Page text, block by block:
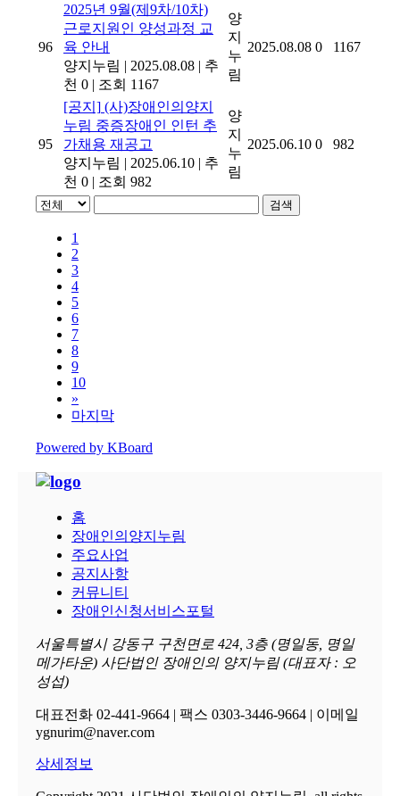
96
2025년 9월(제9차/10차)
근로지원인 양성과정 교
육 안내
양지누림 | 2025.08.08 | 추
천 0 | 조회 1167
양
지
누
림
2025.08.08 0 1167
95
[공지] (사)장애인의양지
누림 중증장애인 인턴 추
가채용 재공고
양지누림 | 2025.06.10 | 추
천 0 | 조회 982
양
지
누
림
2025.06.10 0 982
검색
1
2
3
4
5
6
7
8
9
10
»
마지막
Powered by KBoard
홈
장애인의양지누림
주요사업
공지사항
커뮤니티
장애인신청서비스포털
서울특별시 강동구 구천면로 424, 3층 (명일동, 명일
메가타운) 사단법인 장애인의 양지누림 (대표자 : 오
성섭)
대표전화 02-441-9664 | 팩스 0303-3446-9664 | 이메일
ygnurim@naver.com
상세정보